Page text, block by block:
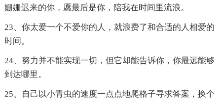
姗姗迟来的你，愿最后是你，陪我在时间里流浪。
23、你太爱一个不爱你的人，就浪费了和合适的人相爱的
时间。
24、努力并不能实现一切，但它却能告诉你，你最远能够
到达哪里。
25、自己以小青虫的速度一点点地爬格子寻求答案，换个